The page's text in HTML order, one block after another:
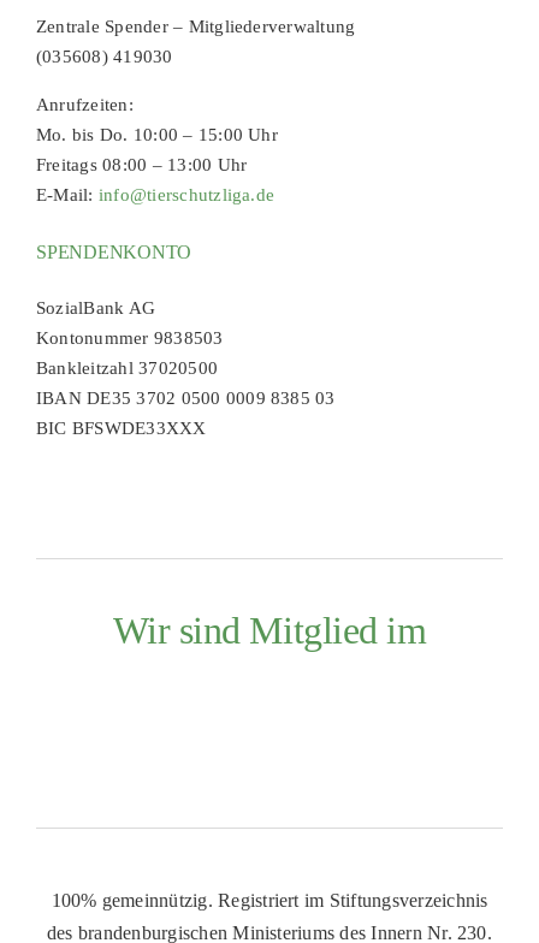
Zentrale Spender – Mitgliederverwaltung
(035608) 419030
Anrufzeiten:
Mo. bis Do. 10:00 – 15:00 Uhr
Freitags 08:00 – 13:00 Uhr
E-Mail: info@tierschutzliga.de
SPENDENKONTO
SozialBank AG
Kontonummer 9838503
Bankleitzahl 37020500
IBAN DE35 3702 0500 0009 8385 03
BIC BFSWDE33XXX
Wir sind Mitglied im
100% gemeinnützig. Registriert im Stiftungsverzeichnis
des brandenburgischen Ministeriums des Innern Nr. 230.